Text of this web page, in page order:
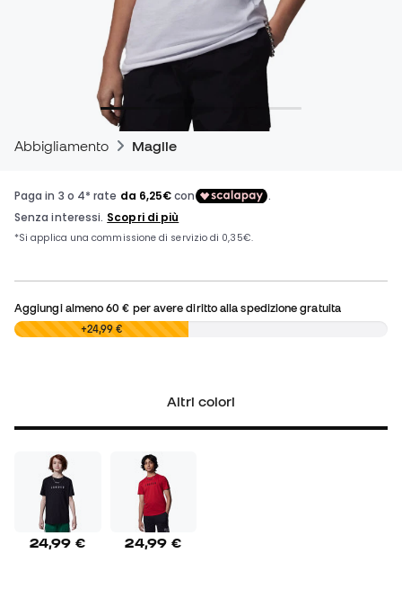
Abbigliamento Maglie
Aggiungi almeno60 € per avere diritto alla spedizione gratuita
0,00 € +24,99 €
Altri colori
24,99 € 24,99 €